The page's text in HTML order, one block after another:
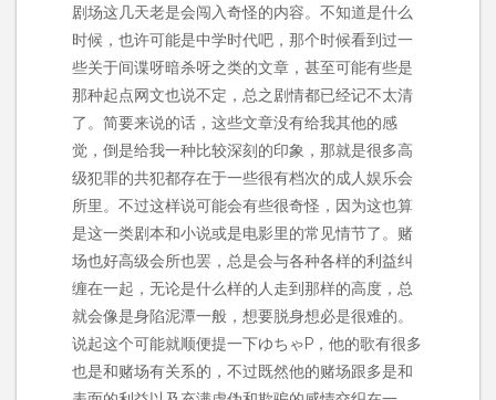
剧场这几天老是会闯入奇怪的内容。不知道是什么
时候，也许可能是中学时代吧，那个时候看到过一
些关于间谍呀暗杀呀之类的文章，甚至可能有些是
那种起点网文也说不定，总之剧情都已经记不太清
了。简要来说的话，这些文章没有给我其他的感
觉，倒是给我一种比较深刻的印象，那就是很多高
级犯罪的共犯都存在于一些很有档次的成人娱乐会
所里。不过这样说可能会有些很奇怪，因为这也算
是这一类剧本和小说或是电影里的常见情节了。赌
场也好高级会所也罢，总是会与各种各样的利益纠
缠在一起，无论是什么样的人走到那样的高度，总
就会像是身陷泥潭一般，想要脱身想必是很难的。
说起这个可能就顺便提一下ゆちゃP，他的歌有很多
也是和赌场有关系的，不过既然他的赌场跟多是和